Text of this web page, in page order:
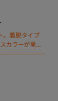
。着脱タイプ
カラーが登